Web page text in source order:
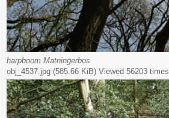
harpboom Matningerbos
obj_4537.jpg (585.66 KiB) Viewed 56203 times